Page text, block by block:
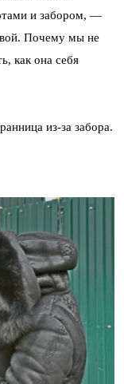
и забором, —
Почему мы не
как она себя
из-за забора.